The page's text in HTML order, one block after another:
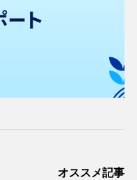
オススメ記事